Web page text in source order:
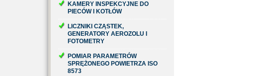
KAMERY INSPEKCYJNE DO
PIECÓW I KOTŁÓW
LICZNIKI CZĄSTEK,
GENERATORY AEROZOLU I
FOTOMETRY
POMIAR PARAMETRÓW
SPRĘŻONEGO POWIETRZA ISO
8573